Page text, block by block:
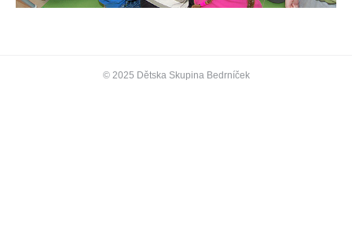
© 2025 Dětska Skupina Bedrníček